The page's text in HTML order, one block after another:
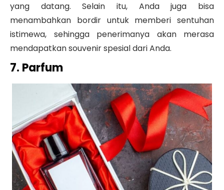
yang datang. Selain itu, Anda juga bisa
menambahkan bordir untuk memberi sentuhan
istimewa, sehingga penerimanya akan merasa
mendapatkan souvenir spesial dari Anda.
7. Parfum